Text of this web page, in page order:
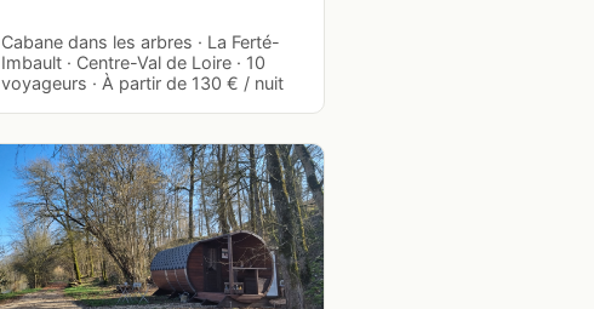
Cabane dans les arbres · La Ferté-
Imbault · Centre-Val de Loire · 10
voyageurs · À partir de 130 € / nuit